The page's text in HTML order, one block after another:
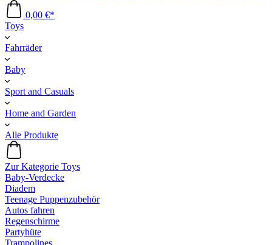
0,00 €*
Toys
Fahrräder
Baby
Sport and Casuals
Home and Garden
Alle Produkte
Zur Kategorie Toys
Baby-Verdecke
Diadem
Teenage Puppenzubehör
Autos fahren
Regenschirme
Partyhüte
Trampolines